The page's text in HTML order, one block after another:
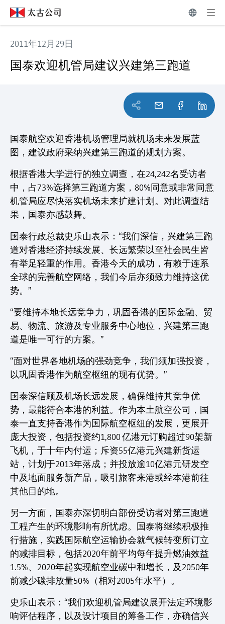
2011年12月29日
国泰欢迎机管局建议兴建第三跑道
国泰航空欢迎香港机场管理局就机场未来发展蓝
图，建议政府采纳兴建第三跑道的规划方案。
根据香港大学进行的独立调查，在24,242名受访者
中，占73%选择第三跑道方案，80%同意或非常同意
机管局应尽快落实机场未来扩建计划。对此调查结
果，国泰亦感鼓舞。
国泰行政总裁史乐山表示：“我们深信，兴建第三跑
道对香港经济持续发展、长远繁荣以至社会民生皆
有举足轻重的作用。香港今天的成功，有赖于连系
全球的完善航空网络，我们今后亦须致力维持这优
势。”
“要维持本地长远竞争力，巩固香港的国际金融、贸
易、物流、旅游及专业服务中心地位，兴建第三跑
道是唯一可行的方案。”
“面对世界各地机场的强劲竞争，我们须加强投资，
以巩固香港作为航空枢纽的现有优势。”
国泰深信顾及机场长远发展，确保维持其竞争优
势，最能符合本港的利益。作为本土航空公司，国
泰一直支持香港作为国际航空枢纽的发展，更展开
庞大投资，包括投资约1,800 亿港元订购超过90架新
飞机，于十年内付运；斥资55亿港元兴建新货运
站，计划于2013年落成；并投放逾10亿港元研发空
中及地面服务新产品，吸引旅客来港或经本港前往
其他目的地。
另一方面，国泰亦深切明白部份受访者对第三跑道
工程产生的环境影响有所忧虑。国泰将继续积极推
行措施，实践国际航空运输协会就气候转变所订立
的减排目标，包括2020年前平均每年提升燃油效益
1.5%、2020年起实现航空业碳中和增长，及2050年
前减少碳排放量50%（相对2005年水平）。
史乐山表示：“我们欢迎机管局建议展开法定环境影
响评估程序，以及设计项目的筹备工作，亦确信兴